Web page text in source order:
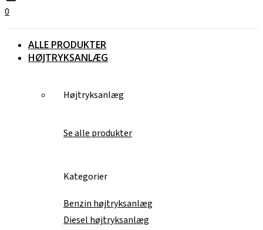
0
ALLE PRODUKTER
HØJTRYKSANLÆG
Højtryksanlæg
Se alle produkter
Kategorier
Benzin højtryksanlæg
Diesel højtryksanlæg